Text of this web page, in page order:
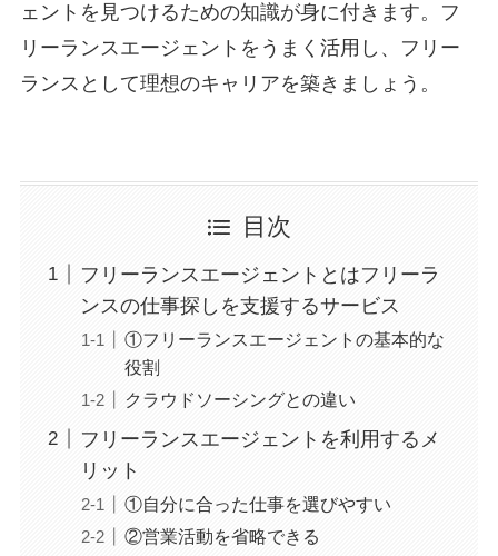
ェントを見つけるための知識が身に付きます。
フ
リーランスエージェントをうまく活用し、フリー
ランスとして理想のキャリアを築きましょう。
目次
フリーランスエージェントとはフリーラ
ンスの仕事探しを支援するサービス
①フリーランスエージェントの基本的な
役割
クラウドソーシングとの違い
フリーランスエージェントを利用するメ
リット
①自分に合った仕事を選びやすい
②営業活動を省略できる